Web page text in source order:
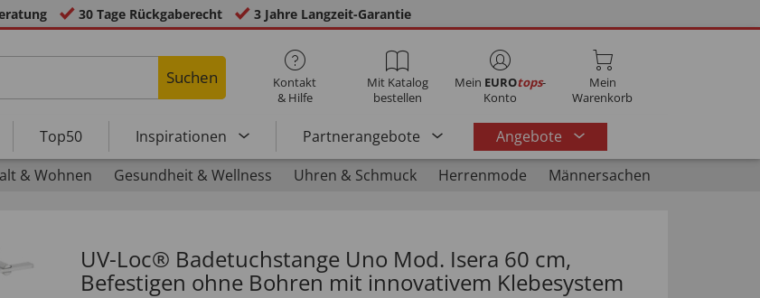
30 Tage Rückgaberecht 3 Jahre Langzeit-Garantie
Suchen
Kontakt
& Hilfe
Mit Katalog
bestellen
Mein EUROtops-
Konto
Mein
Warenkorb
Top50 Inspirationen Partnerangebote
Angebote
& Wohnen Gesundheit & Wellness Uhren & Schmuck Herrenmode Männersachen
UV-Loc® Badetuchstange Uno Mod. Isera 60 cm,
Befestigen ohne Bohren mit innovativem Klebesystem